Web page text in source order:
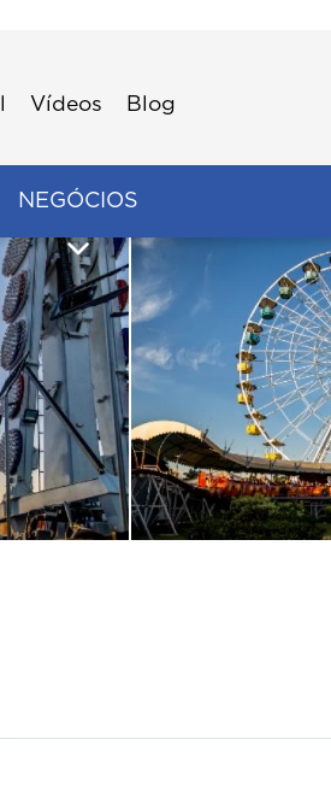
Vídeos Blog
NEGÓCIOS